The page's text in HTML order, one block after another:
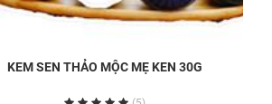
KEM SEN THẢO MỘC MẸ KEN 30G